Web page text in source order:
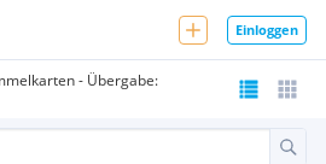
Einloggen
- Übergabe: